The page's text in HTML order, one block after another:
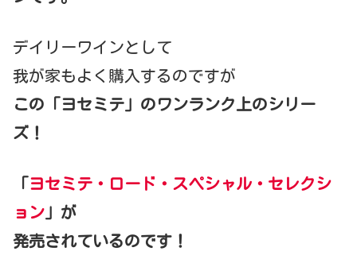
デイリーワインとして
我が家もよく購入するのですが
この「ヨセミテ」のワンランク上のシリー
ズ！
ヨセミテ・ロード・スペシャル・セレクシ
ョン 」が
発売されているのです！